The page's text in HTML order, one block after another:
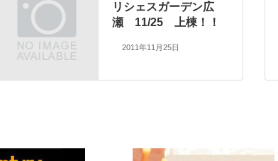
リシェスガーデン広
瀬 11/25 上棟！！
2011年11月25日